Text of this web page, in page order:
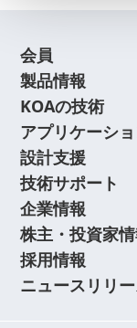
会員
製品情報
KOAの技術
アプリケーシ
設計支援
技術サポート
企業情報
株主・投資家
採用情報
ニュースリリ